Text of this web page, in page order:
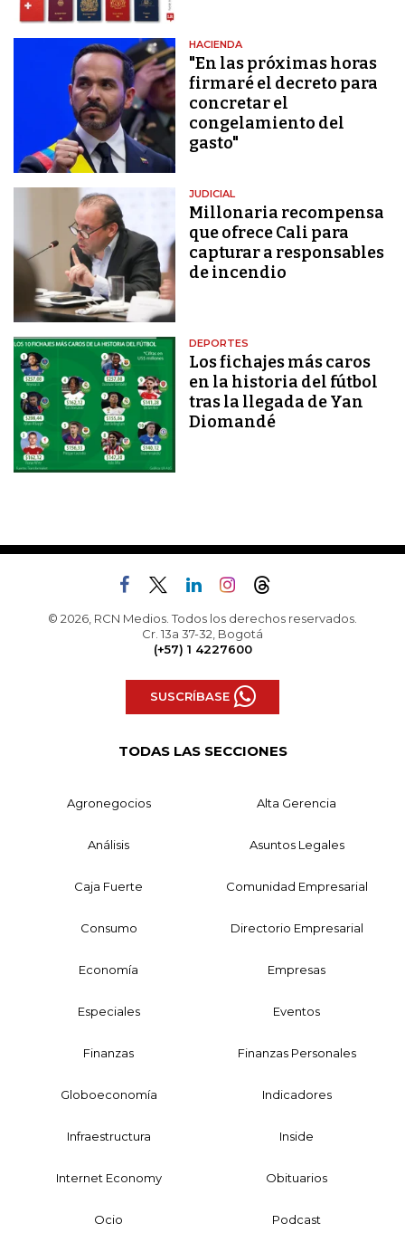
HACIENDA
"En las próximas horas
firmaré el decreto para
concretar el
congelamiento del
gasto"
JUDICIAL
Millonaria recompensa
que ofrece Cali para
capturar a responsables
de incendio
DEPORTES
Los fichajes más caros
en la historia del fútbol
tras la llegada de Yan
Diomandé
© 2026, RCN Medios. Todos los derechos reservados.
Cr. 13a 37-32, Bogotá
(+57) 1 4227600
SUSCRÍBASE
TODAS LAS SECCIONES
Agronegocios Alta Gerencia
Análisis Asuntos Legales
Caja Fuerte Comunidad Empresarial
Consumo Directorio Empresarial
Economía Empresas
Especiales Eventos
Finanzas Finanzas Personales
Globoeconomía Indicadores
Infraestructura Inside
Internet Economy Obituarios
Ocio Podcast